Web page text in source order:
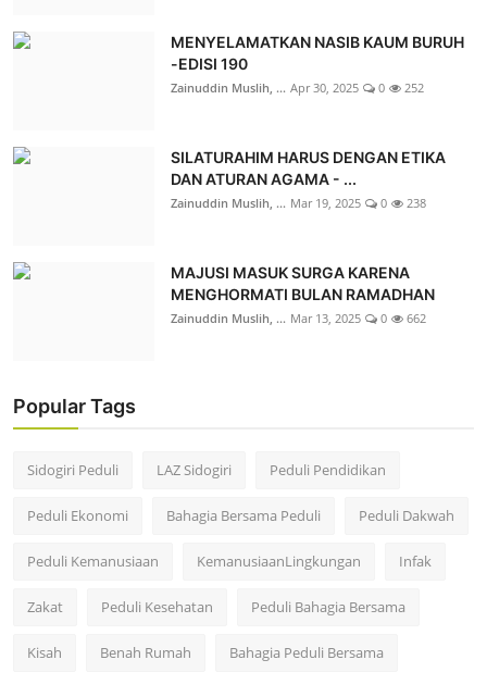
MENYELAMATKAN NASIB KAUM BURUH
-EDISI 190
Zainuddin Muslih, ... Apr 30, 2025 0 252
SILATURAHIM HARUS DENGAN ETIKA
DAN ATURAN AGAMA - ...
Zainuddin Muslih, ... Mar 19, 2025 0 238
MAJUSI MASUK SURGA KARENA
MENGHORMATI BULAN RAMADHAN
Zainuddin Muslih, ... Mar 13, 2025 0 662
Popular Tags
Sidogiri Peduli LAZ Sidogiri Peduli Pendidikan
Peduli Ekonomi Bahagia Bersama Peduli Peduli Dakwah
Peduli Kemanusiaan KemanusiaanLingkungan Infak
Zakat Peduli Kesehatan Peduli Bahagia Bersama
Kisah Benah Rumah Bahagia Peduli Bersama